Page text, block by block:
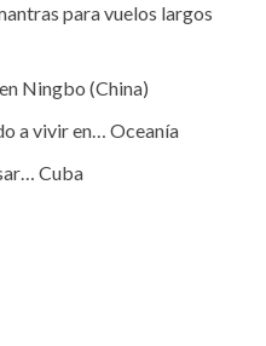
para vuelos largos
Ningbo (China)
a vivir en… Oceanía
Cuba